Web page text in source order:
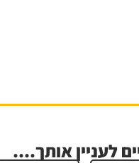
לעניין אותך....